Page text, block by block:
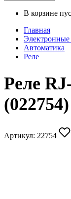
В корзине
Главная
Автоматика
Реле
Реле
(022754)
Артикул: 22754